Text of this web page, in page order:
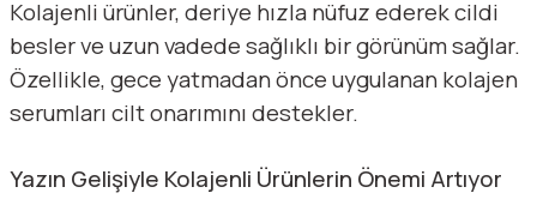
Kolajenli ürünler, deriye hızla nüfuz ederek cildi
besler ve uzun vadede sağlıklı bir görünüm sağlar.
Özellikle, gece yatmadan önce uygulanan kolajen
serumları cilt onarımını destekler.
Yazın Gelişiyle Kolajenli Ürünlerin Önemi Artıyor